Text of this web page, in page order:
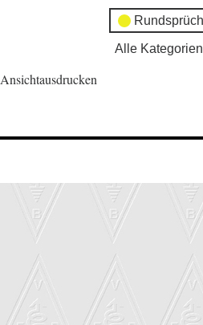
Alle Kategorien
Ansichtausdrucken